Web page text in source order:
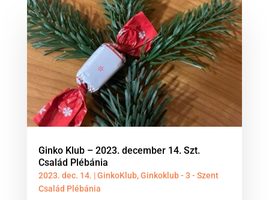
Ginko Klub – 2023. december 14. Szt.
Család Plébánia
2023. dec. 14. |GinkoKlub,Ginkoklub - 3 - Szent
Család Plébánia